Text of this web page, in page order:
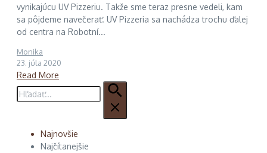
vynikajúcu UV Pizzeriu. Takže sme teraz presne vedeli, kam
sa pôjdeme navečerať. UV Pizzeria sa nachádza trochu ďalej
od centra na Robotní...
Monika
23. júla 2020
Read More
Hľadať:
Najnovšie
Najčítanejšie